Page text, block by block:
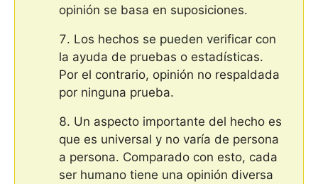
opinión se basa en suposiciones.
Los hechos se pueden verificar con
la ayuda de pruebas o estadísticas.
Por el contrario, opinión no respaldada
por ninguna prueba.
Un aspecto importante del hecho es
que es universal y no varía de persona
a persona. Comparado con esto, cada
ser humano tiene una opinión diversa